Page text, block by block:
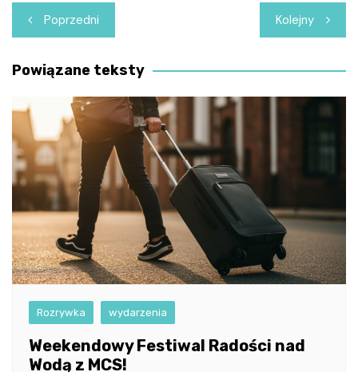
Nawigacja
wpisu
Poprzedni Kolejny
Powiązane teksty
Rozrywka wydarzenia
Weekendowy Festiwal Radości nad
Wodą z MCS!